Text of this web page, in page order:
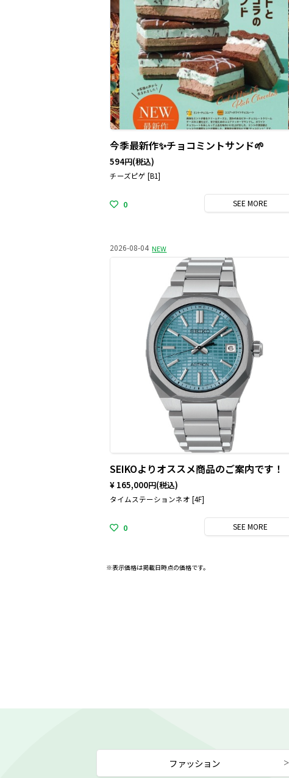
今季最新作✨チョコミントサンド🌱
594円(税込)
チーズピゲ [B1]
0 SEEMORE
2026-08-04 NEW
SEIKOよりオススメ商品のご案内です！
¥ 165,000円(税込)
タイムステーションネオ [4F]
0 SEEMORE
※表示価格は掲載日時点の価格です。
ファッション